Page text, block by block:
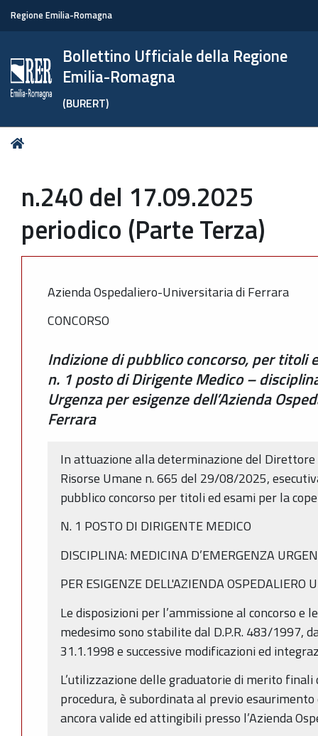
Regione Emilia-Romagna
Bollettino Ufficiale della Regione
Emilia-Romagna
(BURERT)
Tu
n.240 del 17.09.2025
periodico (Parte Terza)
Azienda Ospedaliero-Universitaria di Ferrara
CONCORSO
Indizione di pubblico concorso, per titoli
n. 1 posto di Dirigente Medico –
Urgenza per esigenze dell’Azienda
Ferrara
In attuazione alla determinazione del Direttore
Risorse Umane n. 665 del 29/08/2025,
pubblico concorso per titoli ed esami per la
N. 1 POSTO DI DIRIGENTE MEDICO
DISCIPLINA: MEDICINA D’EMERGENZA
PER ESIGENZE DELL'AZIENDA OSPEDALIERO
Le disposizioni per l’ammissione al concorso e
medesimo sono stabilite dal D.P.R. 483/1997,
31.1.1998 e successive modificazioni ed
L’utilizzazione delle graduatorie di merito
procedura, è subordinata al previo
ancora valide ed attingibili presso l’Azienda